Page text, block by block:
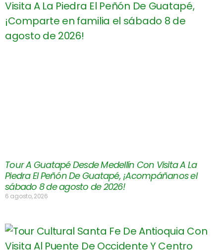
Tour A Guatapé Desde Medellín Con Visita A La
Piedra El Peñón De Guatapé, ¡Acompáñanos el
sábado 8 de agosto de 2026!
6 agosto, 2026